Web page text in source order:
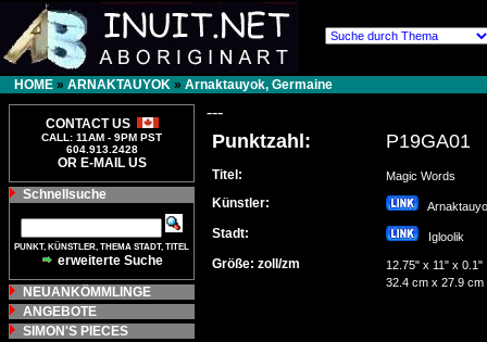
HOME » ARNAKTAUYOK » Arnaktauyok, Germaine
CONTACT US
CALL: 11AM - 9PM PST
604.913.2428
OR E-MAIL US
Schnellsuche
PUNKT, KÜNSTLER, THEMA STADT, TITEL
erweiterte Suche
NEUANKÖMMLINGE
ANGEBOTE
SIMON'S PIECES
---
Punktzahl: P19GA01
Titel: Magic Words
Künstler:
Stadt: Igloolik
Größe: zoll/zm
12.75" x 11" x 0.1"
32.4 cm x 27.9 cm